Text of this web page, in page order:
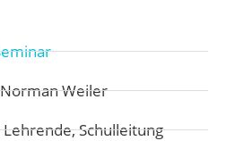
Weiler
Schulleitung